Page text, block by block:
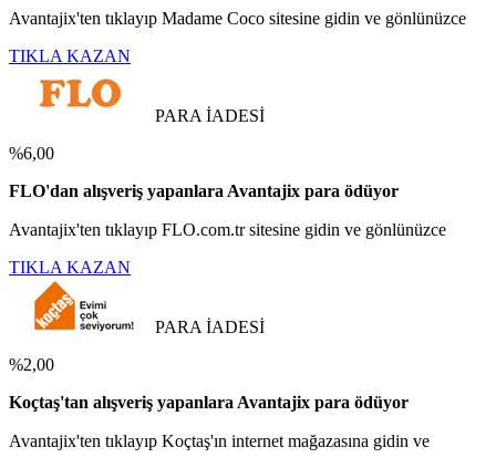
Avantajix'ten tıklayıp Madame Coco sitesine gidin ve gönlünüzce
TIKLA KAZAN
PARA İADESİ
%6,00
FLO'dan alışveriş yapanlara Avantajix para ödüyor
Avantajix'ten tıklayıp FLO.com.tr sitesine gidin ve gönlünüzce
TIKLA KAZAN
PARA İADESİ
%2,00
Koçtaş'tan alışveriş yapanlara Avantajix para ödüyor
Avantajix'ten tıklayıp Koçtaş'ın internet mağazasına gidin ve